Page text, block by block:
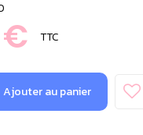
€ TTC
Ajouter au panier